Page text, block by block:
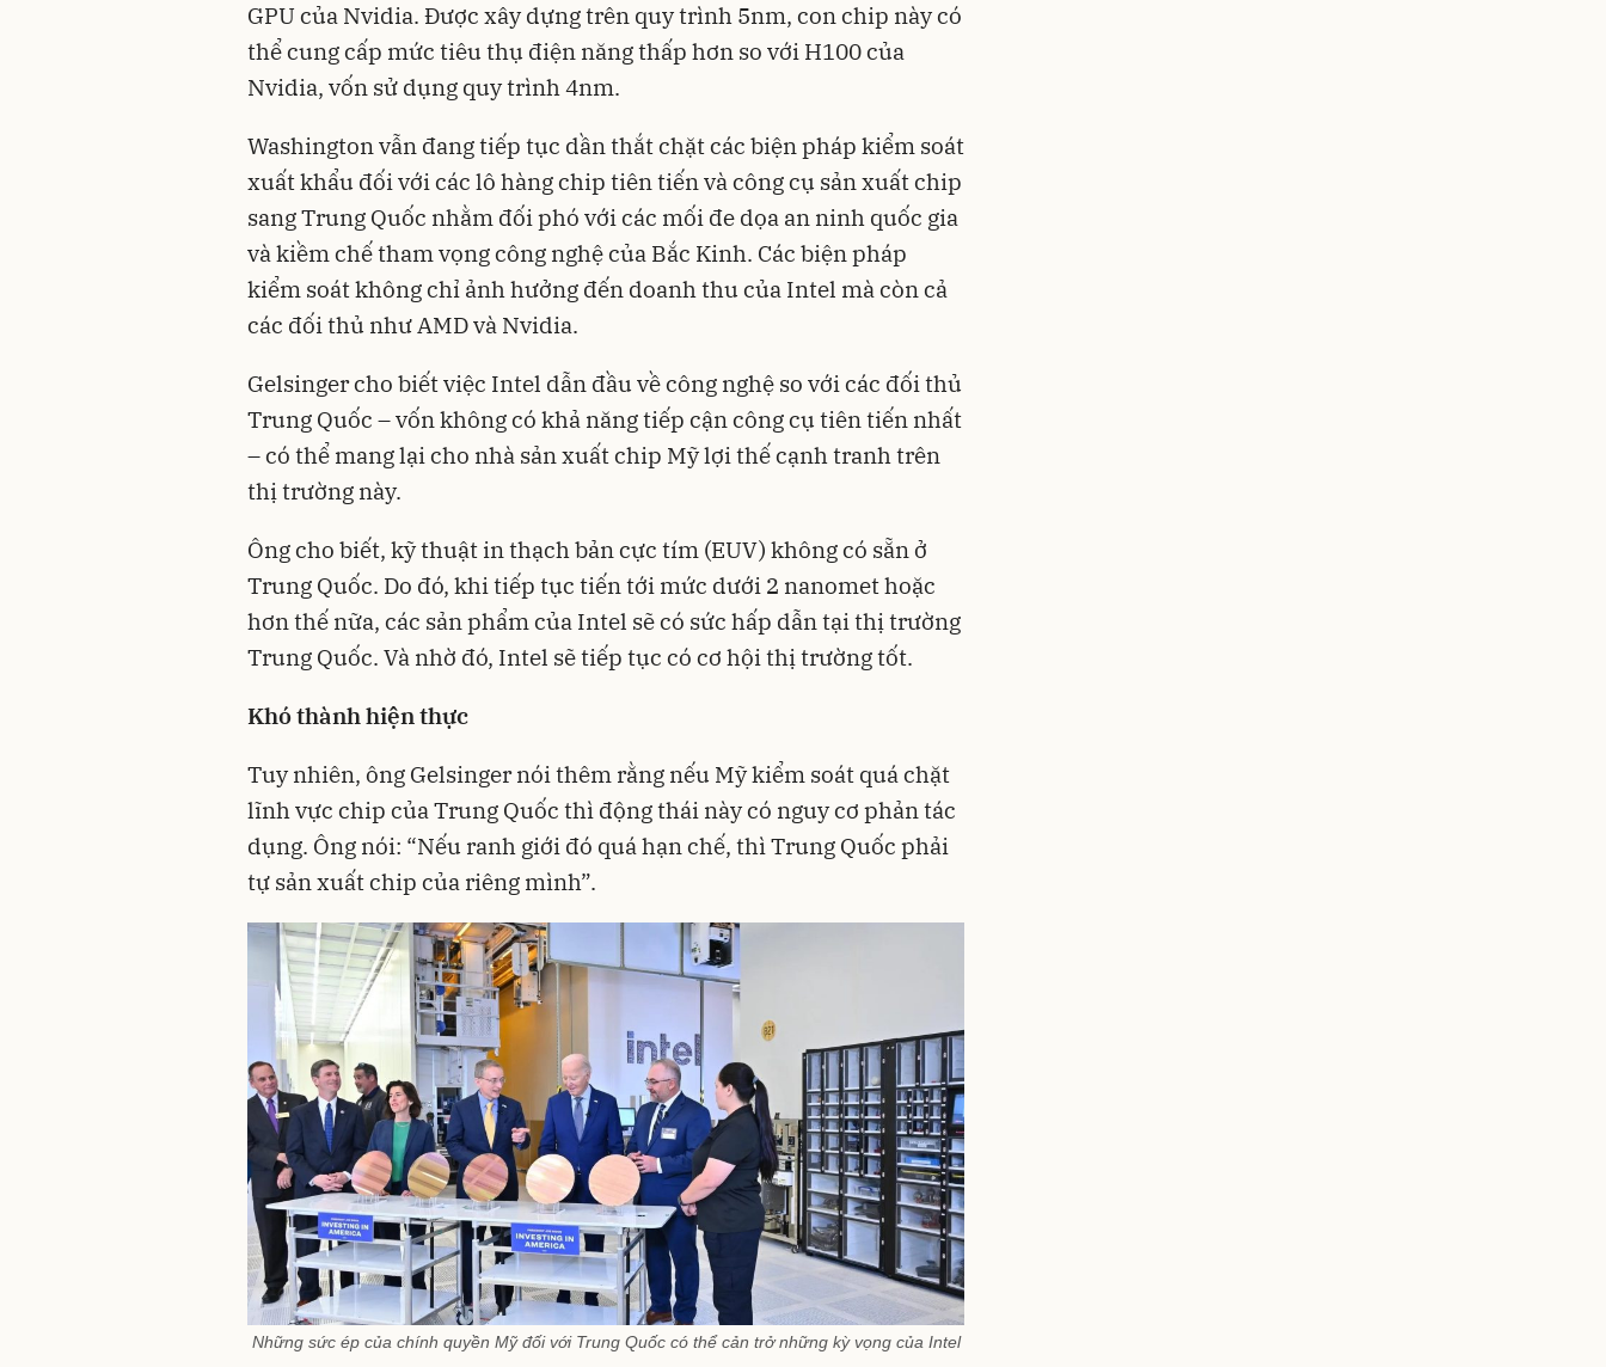
GPU của Nvidia. Được xây dựng trên quy trình 5nm, con chip này có
thể cung cấp mức tiêu thụ điện năng thấp hơn so với H100 của
Nvidia, vốn sử dụng quy trình 4nm.
Washington vẫn đang tiếp tục dần thắt chặt các biện pháp kiểm soát
xuất khẩu đối với các lô hàng chip tiên tiến và công cụ sản xuất chip
sang Trung Quốc nhằm đối phó với các mối đe dọa an ninh quốc gia
và kiềm chế tham vọng công nghệ của Bắc Kinh. Các biện pháp
kiểm soát không chỉ ảnh hưởng đến doanh thu của Intel mà còn cả
các đối thủ như AMD và Nvidia.
Gelsinger cho biết việc Intel dẫn đầu về công nghệ so với các đối thủ
Trung Quốc – vốn không có khả năng tiếp cận công cụ tiên tiến nhất
– có thể mang lại cho nhà sản xuất chip Mỹ lợi thế cạnh tranh trên
thị trường này.
Ông cho biết, kỹ thuật in thạch bản cực tím (EUV) không có sẵn ở
Trung Quốc. Do đó, khi tiếp tục tiến tới mức dưới 2 nanomet hoặc
hơn thế nữa, các sản phẩm của Intel sẽ có sức hấp dẫn tại thị trường
Trung Quốc. Và nhờ đó, Intel sẽ tiếp tục có cơ hội thị trường tốt.
Khó thành hiện thực
Tuy nhiên, ông Gelsinger nói thêm rằng nếu Mỹ kiểm soát quá chặt
lĩnh vực chip của Trung Quốc thì động thái này có nguy cơ phản tác
dụng. Ông nói: “Nếu ranh giới đó quá hạn chế, thì Trung Quốc phải
tự sản xuất chip của riêng mình”.
Những sức ép của chính quyền Mỹ đối với Trung Quốc có thể cản trở những kỳ vọng của Intel